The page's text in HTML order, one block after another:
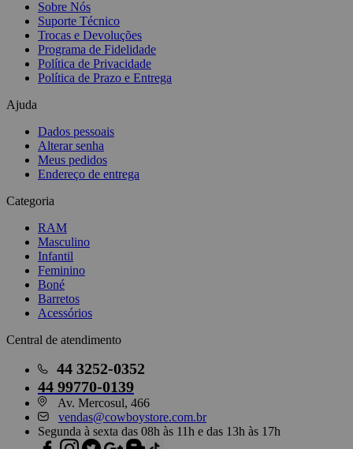
Sobre Nós
Suporte Técnico
Trocas e Devoluções
Programa de Fidelidade
Política de Privacidade
Política de Prazo e Entrega
Ajuda
Dados pessoais
Alterar senha
Meus pedidos
Endereço de entrega
Categoria
RAM
Masculino
Infantil
Feminino
Boné
Barretos
Acessórios
Central de atendimento
44 3252-0352
44 99770-0139
Av. Mercosul, 466
vendas@cowboystore.com.br
Segunda à sexta das 08h às 11h e das 13h às 17h